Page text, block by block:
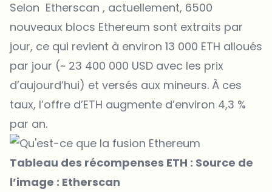
Selon Etherscan , actuellement, 6500
nouveaux blocs Ethereum sont extraits par
jour, ce qui revient à environ 13 000 ETH alloués
par jour (~ 23 400 000 USD avec les prix
d’aujourd’hui) et versés aux mineurs. À ces
taux, l’offre d’ETH augmente d’environ 4,3 %
par an.
Tableau des récompenses ETH : Source de
l’image : Etherscan